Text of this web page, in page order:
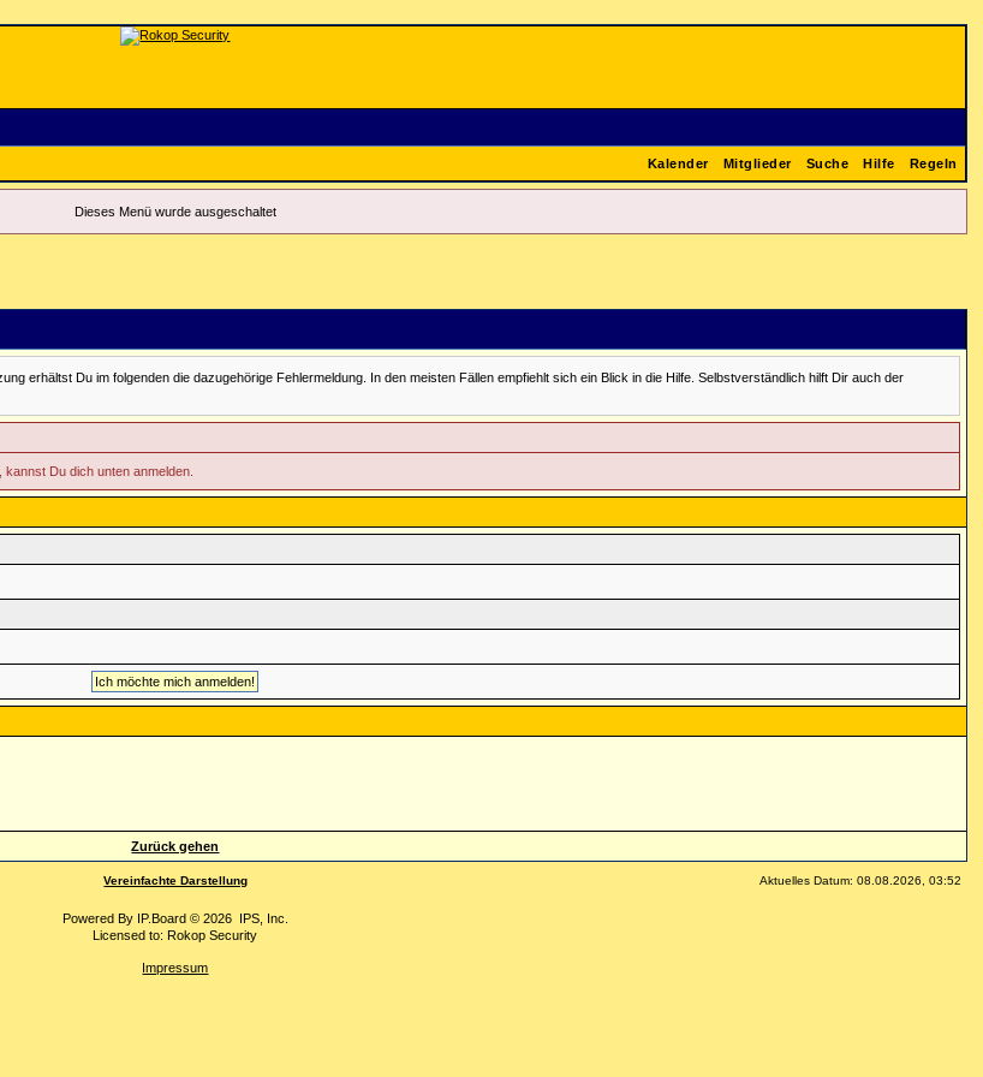
Regeln
Hilfe
Suche
Mitglieder
Kalender
Dieses Menü wurde ausgeschaltet
erhältst Du im folgenden die dazugehörige Fehlermeldung. In den meisten Fällen empfiehlt sich ein Blick in die Hilfe. Selbstverständlich hilft Dir auch der
Du dich unten anmelden.
Zurück gehen
Vereinfachte Darstellung Aktuelles Datum: 08.08.2026, 03:52
Powered By IP.Board© 2026 IPS, Inc
Licensed to: Rokop Security
Impressum